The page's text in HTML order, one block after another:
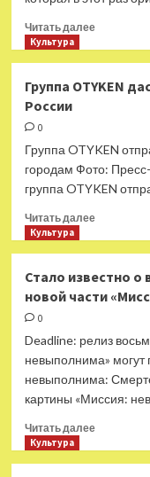
Читать далееПрочитать
выпустил
Tall
девушек
высокого
Культура
Группа OTYKEN
России
0
Группа OTYKEN
городам Фото:
группа OTYKEN
Читать далееПрочитать
OTYKEN
даст
городах
России
Культура
Стало известно о
новой части
0
Deadline: релиз
невыполнима»
невыполнима:
картины «Миссия:
Читать далееПрочитать
Культура